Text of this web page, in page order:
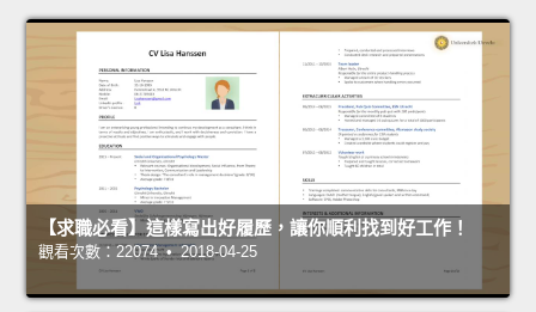
【求職必看】這樣寫出好履歷，讓你順利找到好工作！
觀看次數：22074 • 2018-04-25